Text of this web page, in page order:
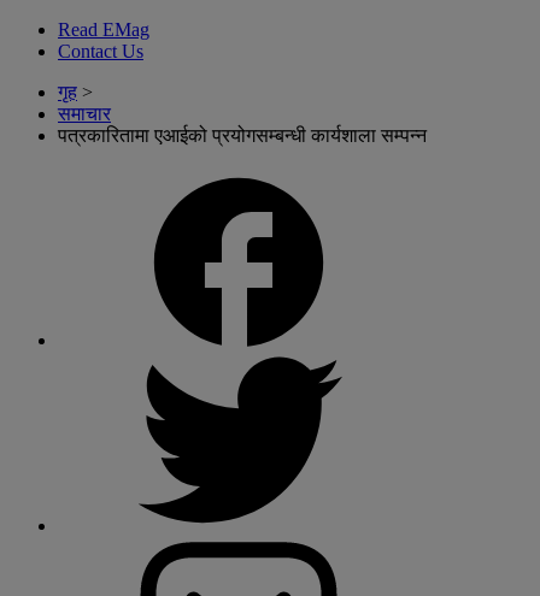
Read EMag
Contact Us
गृह >
समाचार
पत्रकारितामा एआईको प्रयोगसम्बन्धी कार्यशाला सम्पन्न